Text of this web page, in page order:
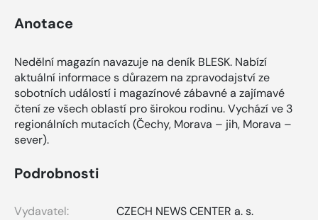
Anotace
Nedělní magazín navazuje na deník BLESK. Nabízí
aktuální informace s důrazem na zpravodajství ze
sobotních událostí i magazínové zábavné a zajímavé
čtení ze všech oblastí pro širokou rodinu. Vychází ve 3
regionálních mutacích (Čechy, Morava – jih, Morava –
sever).
Podrobnosti
Vydavatel:
CZECH NEWS CENTER a. s.